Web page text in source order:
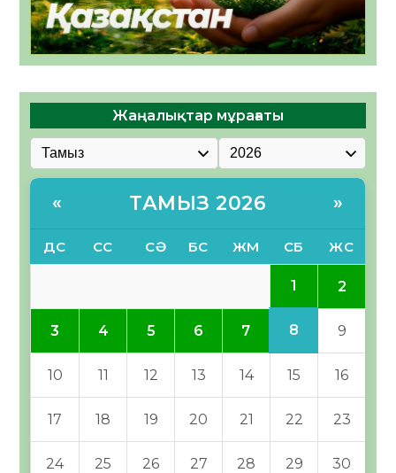
Жаңалықтар мұрағаты
« ТАМЫЗ 2026 »
ДС СС СӘ БС ЖМ СБ ЖС
1 2
3 4 5 6 7 8 9
10 11 12 13 14 15 16
17 18 19 20 21 22 23
24 25 26 27 28 29 30